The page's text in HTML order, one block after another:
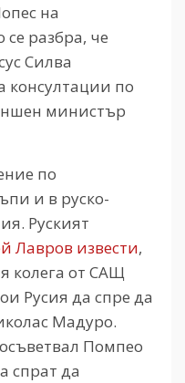
на
се разбра, че
Силва
консултации по
министър
по
и в руско-
Руският
Лавров извести,
колега от САЩ
Русия да спре да
Мадуро.
Помпео
спрат да